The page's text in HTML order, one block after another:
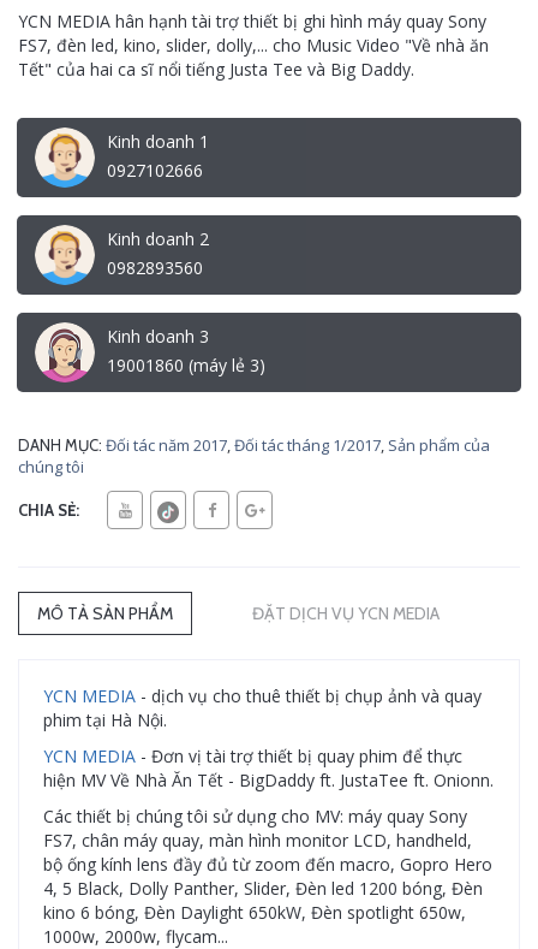
YCN MEDIA hân hạnh tài trợ thiết bị ghi hình máy quay Sony
FS7, đèn led, kino, slider, dolly,... cho Music Video "Về nhà ăn
Tết" của hai ca sĩ nổi tiếng Justa Tee và Big Daddy.
Kinh doanh 1
0927102666
Kinh doanh 2
0982893560
Kinh doanh 3
19001860 (máy lẻ 3)
DANH MỤC: Đối tác năm 2017,Đối tác tháng 1/2017, Sản phẩm của
chúng tôi
CHIA SẺ:
MÔ TẢ SẢN PHẨM ĐẶT DỊCH VỤ YCN MEDIA
​YCN MEDIA - dịch vụ cho thuê thiết bị chụp ảnh và quay
phim tại Hà Nội.
YCN MEDIA - Đơn vị tài trợ thiết bị quay phim để thực
hiện MV Về Nhà Ăn Tết - BigDaddy ft. JustaTee ft. Onionn.
Các thiết bị chúng tôi sử dụng cho MV: máy quay Sony
FS7, chân máy quay, màn hình monitor LCD, handheld,
bộ ống kính lens đầy đủ từ zoom đến macro, Gopro Hero
4, 5 Black, Dolly Panther, Slider, Đèn led 1200 bóng, Đèn
kino 6 bóng, Đèn Daylight 650kW, Đèn spotlight 650w,
1000w, 2000w, flycam...